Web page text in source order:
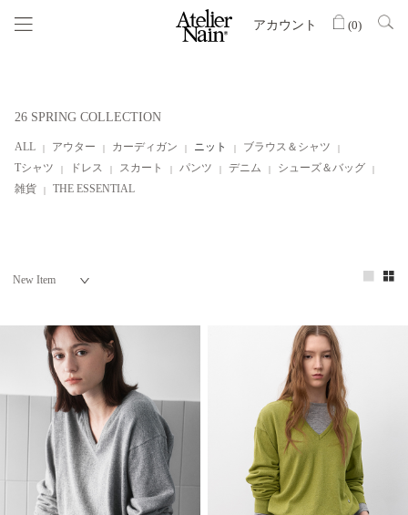
アカウント (0)
26 SPRING COLLECTION
ALL アウター カーディガン ニット
ブラウス＆シャツ
Tシャツ
ドレス スカート パンツ デニム
シューズ＆バッグ
雑貨
THE ESSENTIAL